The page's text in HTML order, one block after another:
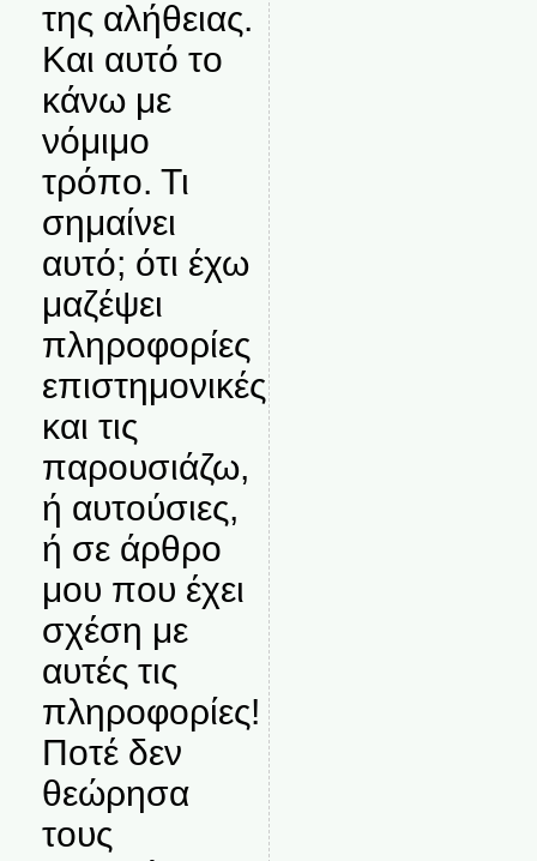
της αλήθειας.
Και αυτό το
κάνω με
νόμιμο
τρόπο. Τι
σημαίνει
αυτό; ότι έχω
μαζέψει
πληροφορίες
επιστημονικές
και τις
παρουσιάζω,
ή αυτούσιες,
ή σε άρθρο
μου που έχει
σχέση με
αυτές τις
πληροφορίες!
Ποτέ δεν
θεώρησα
τους